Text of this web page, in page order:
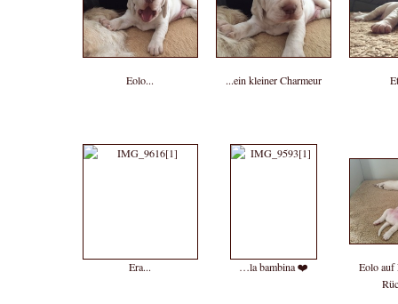
Eolo... ...ein kleiner Charmeur
Era... …la bambina ❤️
Eolo auf